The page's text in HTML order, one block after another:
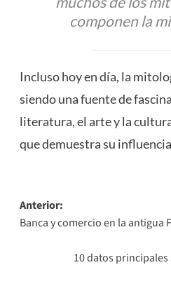
componen la
Incluso hoy en día, la
siendo una fuente de
literatura, el arte y la
que demuestra su
Navegación
de
entradas
Anterior:
Banca y comercio en la antigua
10 datos